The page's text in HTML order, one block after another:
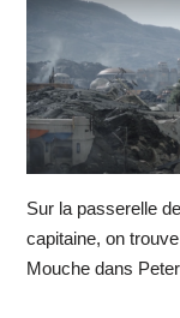
Sur la passerelle
capitaine, on
Mouche dans